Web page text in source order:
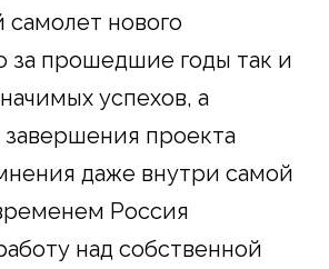
нового
за прошедшие годы так и
успехов, а
проекта
даже внутри самой
Россия
над собственной